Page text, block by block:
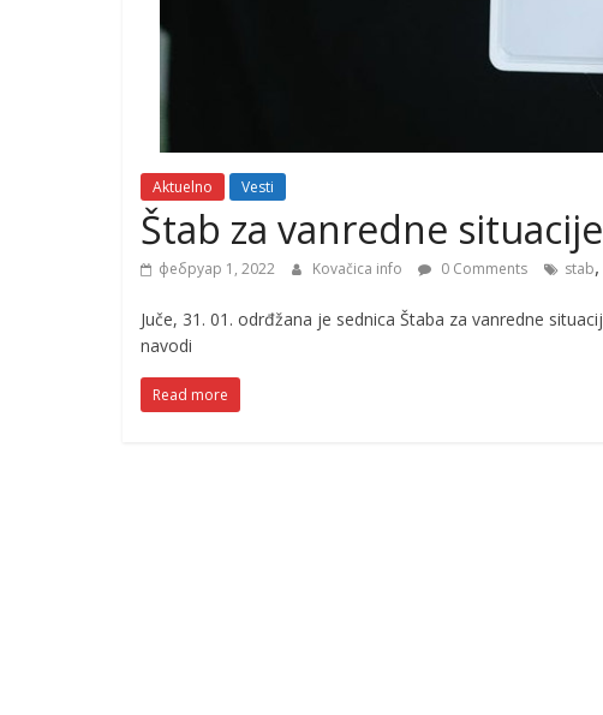
Aktuelno Vesti
Štab za vanredne
фебруар 1, 2022 Kovačica info 0 Comments stab,
Juče, 31. 01. odrđžana je sednica Štaba za vanredne
navodi
Read more